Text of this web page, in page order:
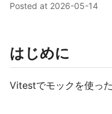
Posted at 2026-05-14
はじめに
Vitestでモックを使っ